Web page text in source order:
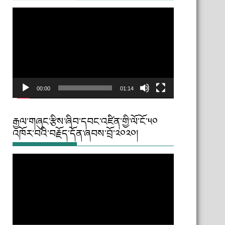
00:00 01:14
རྒྱལ་གཞུང་རྩིས་ཞིབ་དབང་འཛིན་གྱི་ལོ་ངོ་༥༠
འཁོར་བའི་བརྗོད་དོན་ཞབས་བྲོ་༢༠༢༠།